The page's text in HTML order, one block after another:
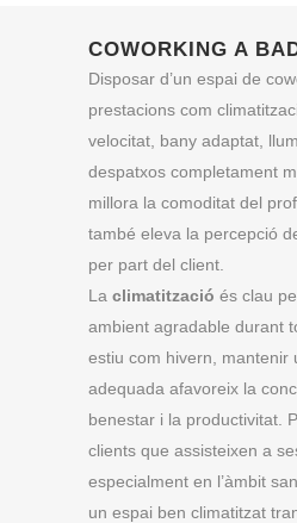
COWORKING A
Disposar d’un espai de
prestacions com
velocitat, bany adaptat,
despatxos completament
millora la comoditat del
també eleva la percepció
per part del client.
La climatització és clau
ambient agradable durant
estiu com hivern, mantenir
adequada afavoreix la
benestar i la productivitat.
clients que assisteixen a
especialment en l’àmbit
un espai ben climatitzat